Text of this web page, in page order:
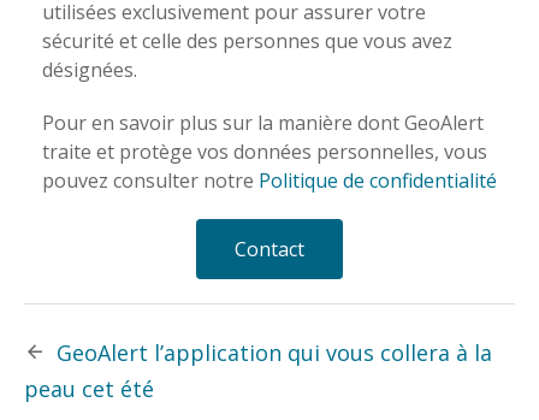
utilisées exclusivement pour assurer votre
sécurité et celle des personnes que vous avez
désignées.
Pour en savoir plus sur la manière dont GeoAlert
traite et protège vos données personnelles, vous
pouvez consulter notre Politique de confidentialité
Contact
GeoAlert l’application qui vous collera à la
peau cet été